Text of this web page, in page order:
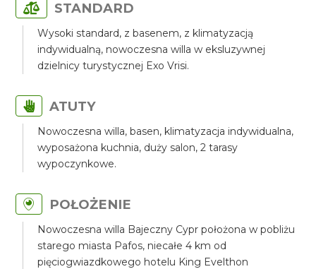
STANDARD
Wysoki standard, z basenem, z klimatyzacją
indywidualną, nowoczesna willa w eksluzywnej
dzielnicy turystycznej Exo Vrisi.
ATUTY
Nowoczesna willa, basen, klimatyzacja indywidualna,
wyposażona kuchnia, duży salon, 2 tarasy
wypoczynkowe.
POŁOŻENIE
Nowoczesna willa Bajeczny Cypr położona w pobliżu
starego miasta Pafos, niecałe 4 km od
pięciogwiazdkowego hotelu King Evelthon